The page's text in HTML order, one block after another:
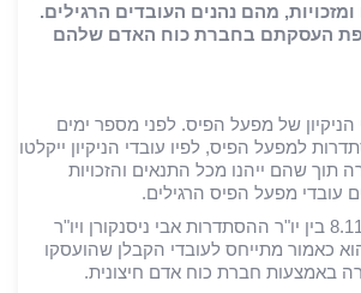
ומזכויות, מהם נהנים העובדים הרגילים.
העסקתם בחברת כוח האדם שלהם
הניקיון של מפעל הפיס. לפני מספר ימים
למפעל הפיס, לפיו עובדי הניקיון ייקלטו
שהם ייהנו מכל התנאים והזכויות
עובדי מפעל הפיס הרגילים.
ההסכם נחתם ב- 8.11.15 בין יו"ר ההסתדרות אבי ניסנקורן ויו"ר
כאמור מתייחס לעובדי הקבלן שהועסקו
באמצעות חברת כוח אדם חיצונית.